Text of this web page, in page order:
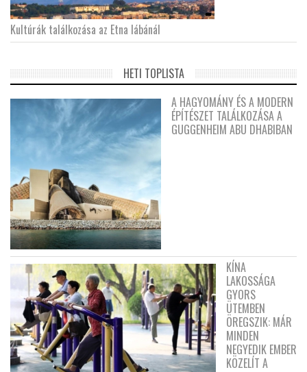
Kultúrák találkozása az Etna lábánál
HETI TOPLISTA
A HAGYOMÁNY ÉS A MODERN
ÉPÍTÉSZET TALÁLKOZÁSA A
GUGGENHEIM ABU DHABIBAN
KÍNA
LAKOSSÁGA
GYORS
ÜTEMBEN
ÖREGSZIK: MÁR
MINDEN
NEGYEDIK EMBER
KÖZELÍT A